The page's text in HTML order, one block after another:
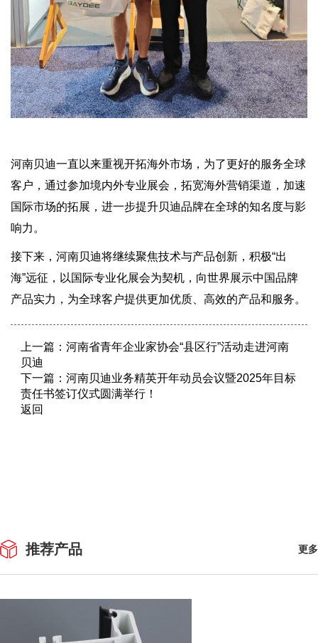
河南贝迪一直以来重视开拓海外市场，为了更好的服务全球
客户，通过参加境内外专业展会，拓宽海外营销渠道，加速
国际市场的拓展，进一步提升贝迪品牌在全球的知名度与影
响力。
接下来，河南贝迪将继续聚焦技术与产品创新，积极“出
海”远征，以国际专业化展会为契机，向世界展示中国品牌
产品实力，为全球客户提供更加优质、高效的产品和服务。
上一篇： 河南省青年企业家协会“县区行”活动走进河南
贝迪
下一篇： 河南贝迪业务精英开年动员会议暨2025年目标
责任书签订仪式圆满举行！
返回
推荐产品 更多